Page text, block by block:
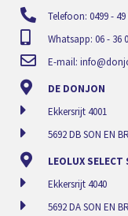
Telefoon: 0499 - 49
Whatsapp: 06 - 36
E-mail:
DE DONJON
Ekkersrijt 4001
5692 DB SON EN
LEOLUX SELECT
Ekkersrijt 4040
5692 DA SON EN